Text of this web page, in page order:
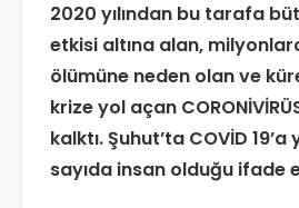
2020 yılından bu tarafa
etkisi altına alan,
ölümüne neden olan ve
krize yol açan
kalktı. Şuhut’ta COVİD
sayıda insan olduğu ifade